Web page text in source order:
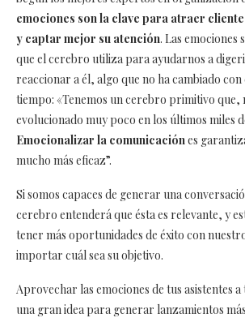
emociones son la clave para atraer
y captar mejor su atención. Las emociones
que el cerebro utiliza para ayudarnos a
reaccionar a él, algo que no ha cambiado con
tiempo: «Tenemos un cerebro primitivo que,
evolucionado muy poco en los últimos miles
Emocionalizar la comunicaciónes
mucho más eficaz”.
Si somos capaces de generar una
cerebro entenderá que ésta es relevante, y
tener más oportunidades de éxito con
importar cuál sea su objetivo.
Aprovechar las emociones de tus asistentes
una gran idea para generar lanzamientos